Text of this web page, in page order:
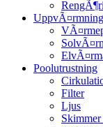
UppvÃ¤rmning
Poolutrustning
Filter
Ljus